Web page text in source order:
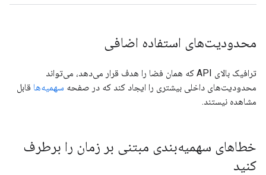
محدودیت‌های استفاده اضافی
ترافیک بالای API که همان فضا را هدف قرار می‌دهد، می‌تواند
محدودیت‌های داخلی بیشتری را ایجاد کند که در صفحه سهمیه‌ها قابل
مشاهده نیستند.
خطاهای سهمیه‌بندی مبتنی بر زمان را برطرف
کنید